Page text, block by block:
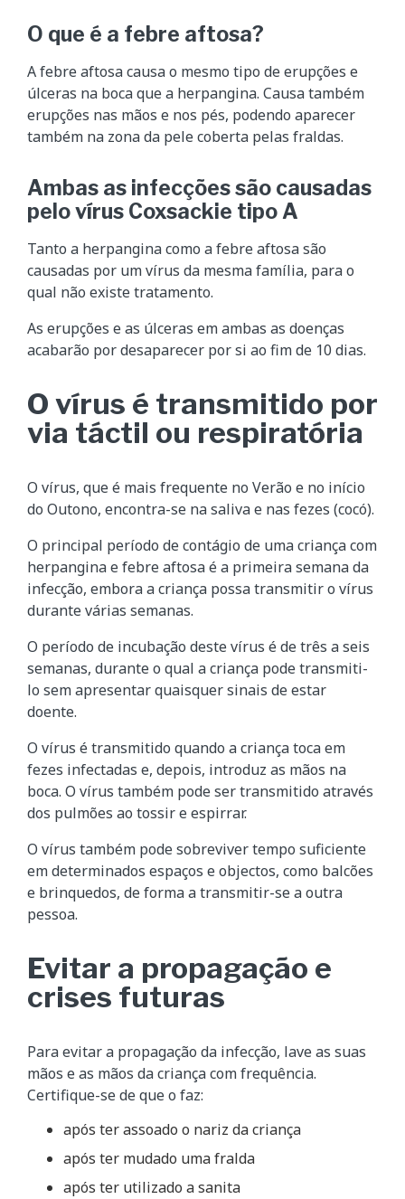
O que é a febre aftosa?
A febre aftosa causa o mesmo tipo de erupções e
úlceras na boca que a herpangina. Causa também
erupções nas mãos e nos pés, podendo aparecer
também na zona da pele coberta pelas fraldas.
Ambas as infecções são causadas
pelo vírus Coxsackie tipo A
Tanto a herpangina como a febre aftosa são
causadas por um vírus da mesma família, para o
qual não existe tratamento.
As erupções e as úlceras em ambas as doenças
acabarão por desaparecer por si ao fim de 10 dias.
O vírus é transmitido por
via táctil ou respiratória
O vírus, que é mais frequente no Verão e no início
do Outono, encontra-se na saliva e nas fezes (cocó).
O principal período de contágio de uma criança com
herpangina e febre aftosa é a primeira semana da
infecção, embora a criança possa transmitir o vírus
durante várias semanas.
O período de incubação deste vírus é de três a seis
semanas, durante o qual a criança pode transmiti-
lo sem apresentar quaisquer sinais de estar
doente.
O vírus é transmitido quando a criança toca em
fezes infectadas e, depois, introduz as mãos na
boca. O vírus também pode ser transmitido através
dos pulmões ao tossir e espirrar.
O vírus também pode sobreviver tempo suficiente
em determinados espaços e objectos, como balcões
e brinquedos, de forma a transmitir-se a outra
pessoa.
Evitar a propagação e
crises futuras
Para evitar a propagação da infecção, lave as suas
mãos e as mãos da criança com frequência.
Certifique-se de que o faz:
após ter assoado o nariz da criança
após ter mudado uma fralda
após ter utilizado a sanita